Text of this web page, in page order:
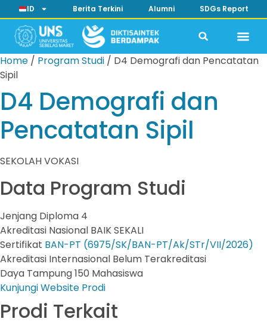
ID Berita Terkini Alumni SDGs Report
Home / Program Studi / D4 Demografi dan Pencatatan
Sipil
D4 Demografi dan
Pencatatan Sipil
SEKOLAH VOKASI
Data Program Studi
Jenjang Diploma 4
Akreditasi Nasional BAIK SEKALI
Sertifikat BAN-PT (6975/SK/BAN-PT/Ak/STr/VII/2026)
Akreditasi Internasional Belum Terakreditasi
Daya Tampung150 Mahasiswa
Kunjungi Website Prodi
Prodi Terkait